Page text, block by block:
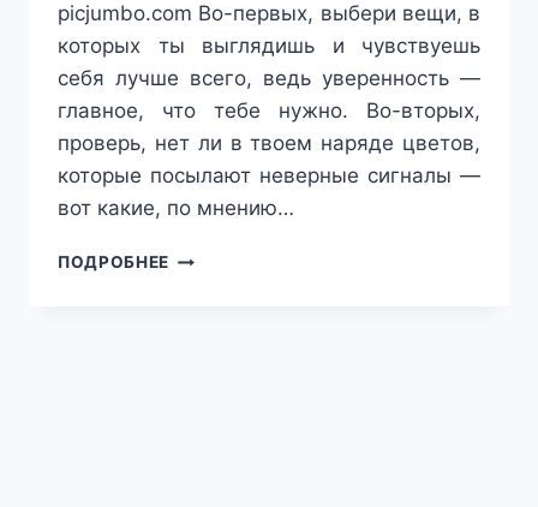
picjumbo.com Во-первых, выбери вещи, в
которых ты выглядишь и чувствуешь
себя лучше всего, ведь уверенность —
главное, что тебе нужно. Во-вторых,
проверь, нет ли в твоем наряде цветов,
которые посылают неверные сигналы —
вот какие, по мнению…
ПОДРОБНЕЕ 5